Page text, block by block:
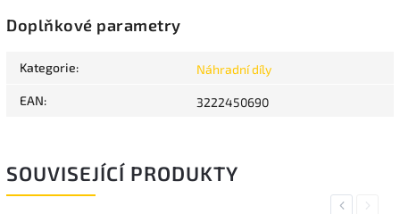
Doplňkové parametry
Kategorie: Náhradní díly
EAN: 3222450690
SOUVISEJÍCÍ PRODUKTY
PreviousNext